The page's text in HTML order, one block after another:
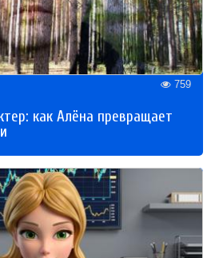
759
как Алёна превращает